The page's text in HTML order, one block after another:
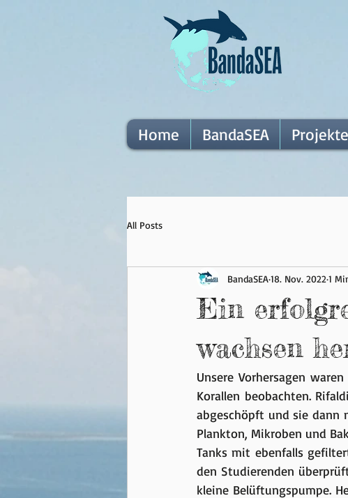
Home BandaSEA Projekte
All Posts
Ein
wachsen
BandaSEA18. Nov. 2022 1
Unsere Vorhersagen
Korallen beobachten.
abgeschöpft und sie dann
Plankton, Mikroben und
Tanks mit ebenfalls
den Studierenden
kleine Belüftungspumpe.